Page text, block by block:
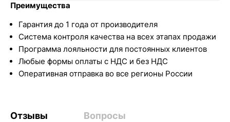
Преимущества
Гарантия до 1 года от производителя
Система контроля качества на всех этапах продажи
Программа лояльности для постоянных клиентов
Любые формы оплаты с НДС и без НДС
Оперативная отправка во все регионы России
Отзывы Вопросы